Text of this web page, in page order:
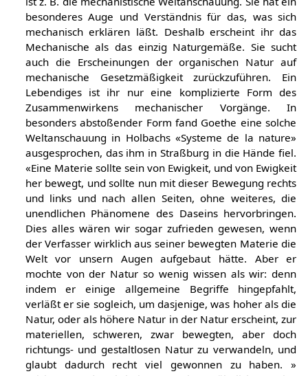
besonderes Auge und Verständnis für das, was sich
mechanisch erklären läßt. Deshalb erscheint ihr das
Mechanische als das einzig Naturgemäße. Sie sucht
auch die Erscheinungen der organischen Natur auf
mechanische Gesetzmäßigkeit zurückzuführen. Ein
Lebendiges ist ihr nur eine komplizierte Form des
Zusammenwirkens mechanischer Vorgänge. In
besonders abstoßender Form fand Goethe eine solche
Weltanschauung in Holbachs «Systeme de la nature»
ausgesprochen, das ihm in Straßburg in die Hände fiel.
«Eine Materie sollte sein von Ewigkeit, und von Ewigkeit
her bewegt, und sollte nun mit dieser Bewegung rechts
und links und nach allen Seiten, ohne weiteres, die
unendlichen Phänomene des Daseins hervorbringen.
Dies alles wären wir sogar zufrieden gewesen, wenn
der Verfasser wirklich aus seiner bewegten Materie die
Welt vor unsern Augen aufgebaut hätte. Aber er
mochte von der Natur so wenig wissen als wir: denn
indem er einige allgemeine Begriffe hingepfahlt,
verläßt er sie sogleich, um dasjenige, was hoher als die
Natur, oder als höhere Natur in der Natur erscheint, zur
materiellen, schweren, zwar bewegten, aber doch
richtungs- und gestaltlosen Natur zu verwandeln, und
glaubt dadurch recht viel gewonnen zu haben. »